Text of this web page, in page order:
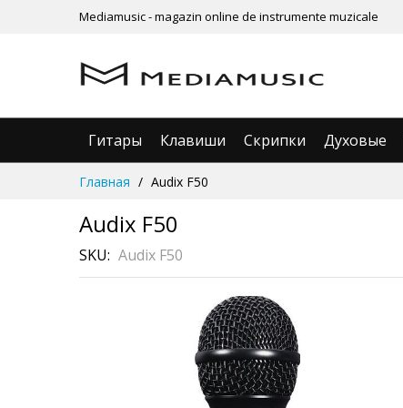
Mediamusic - magazin online de instrumente muzicale
Гитары Клавиши Скрипки Духовые
Главная Audix F50
Audix F50
SKU Audix F50